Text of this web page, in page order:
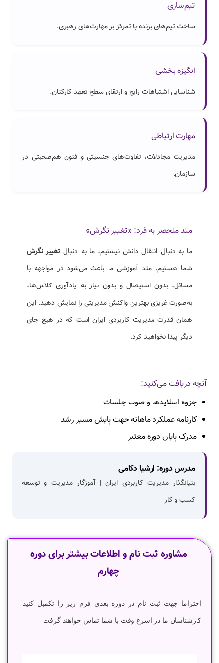
تیم‌سازی
ساخت تیم‌های برنده با تمرکز بر مهارت‌های رهبری.
انگیزه بخشی
شناسایی اشتباهات رایج و ارتقای سطح تعهد کارکنان.
مهارت ارتباطی
مدیریت مجادلات، تفاوت‌های جنسیتی و فنون هم‌صحبتی در
سازمان.
متد منحصر به فرد: «تغییر نگرش»
ما به دنبال انتقال دانش نیستیم، ما به دنبال تغییر نگرش
شما هستیم. متد آموزشی ما باعث می‌شود در مواجهه با
مسائل، بدون استیصال و بدون نیاز به یادآوری کلاس‌ها،
به‌صورت غریزی بهترین واکنش مدیریتی را نمایش دهید. این
همان قدرت مدیریت کاربردی ایران است که در هیچ جای
دیگر پیدا نخواهید کرد.
آنچه دریافت می‌کنید:
جزوه اسلایدها و صوت جلسات
کارنامه عملکرد ماهانه جهت پایش مسیر رشد
مدرک پایان دوره معتبر
مدرس دوره: ارشیا دکامی
بنیانگذار مدیریت کاربردی ایران | آموزگار مدیریت و توسعه
کسب و کار
مشاوره ثبت نام و اطلاعات بیشتر برای دوره
چهارم
احتراما جهت ثبت نام در دوره بعدی فرم زیر را تکمیل کنید.
کارشناسان ما در اسرع وقت با شما تماس خواهند گرفت